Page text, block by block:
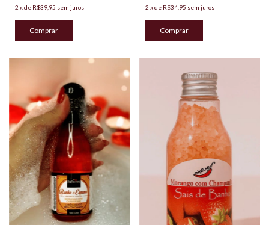
2 xde R$39,95 sem juros 2 xde R$34,95 sem juros